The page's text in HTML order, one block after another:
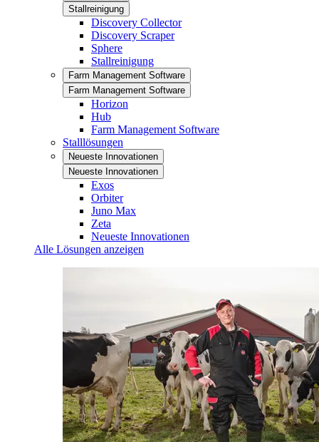
Stallreinigung
Discovery Collector
Discovery Scraper
Sphere
Stallreinigung
Farm Management Software
Farm Management Software
Horizon
Hub
Farm Management Software
Stalllösungen
Neueste Innovationen
Neueste Innovationen
Exos
Orbiter
Juno Max
Zeta
Neueste Innovationen
Alle Lösungen anzeigen